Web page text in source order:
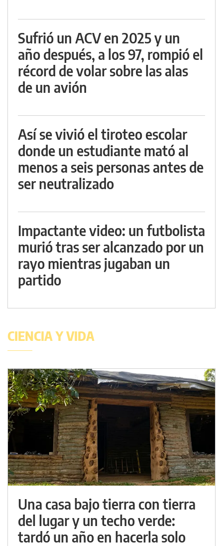
Sufrió un ACV en 2025 y un
año después, a los 97, rompió el
récord de volar sobre las alas
de un avión
Así se vivió el tiroteo escolar
donde un estudiante mató al
menos a seis personas antes de
ser neutralizado
Impactante video: un futbolista
murió tras ser alcanzado por un
rayo mientras jugaban un
partido
CIENCIA Y VIDA
Una casa bajo tierra con tierra
del lugar y un techo verde:
tardó un año en hacerla solo